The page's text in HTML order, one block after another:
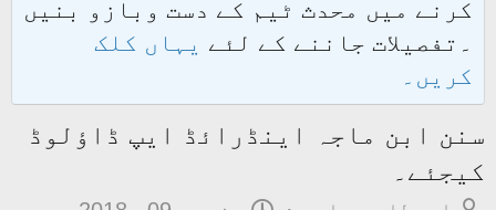
کرنے میں محدث ٹیم کے دست وبازو بنیں
۔تفصیلات جاننے کے لئے یہاں کلک
کریں۔
سنن ابن ماجہ اینڈرائڈ ایپ ڈاؤلوڈ
کیجئے۔